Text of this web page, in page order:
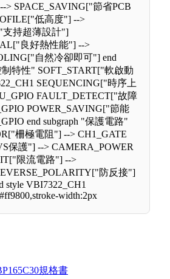
> SPACE_SAVING["節省PCB
低高度"] -->
支持超薄設計"]
良好熱性能"] -->
自然冷卻即可"] end
制特性" SOFT_START["軟啟動
SEQUENCING["時序上
FAULT_DETECT["故障
POWER_SAVING["節能
end subgraph "保護電路"
柵極電阻"] --> CH1_GATE
保護"] --> CAMERA_POWER
限流電路"] -->
防反接"]
style VBI7322_CH1
width:2px
規格書